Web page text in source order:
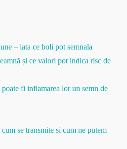
– iata ce boli pot semnala
și ce valori pot indica risc de
fi inflamarea lor un semn de
se transmite si cum ne putem